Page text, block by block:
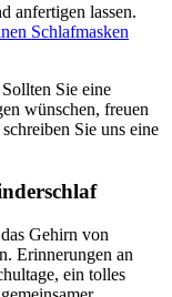
anfertigen lassen.
Schlafmasken
Sie eine
wünschen, freuen
Sie uns eine
Gehirn von
Erinnerungen an
ein tolles